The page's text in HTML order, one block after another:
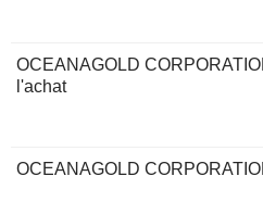
OCEANAGOLD
l'achat
OCEANAGOLD